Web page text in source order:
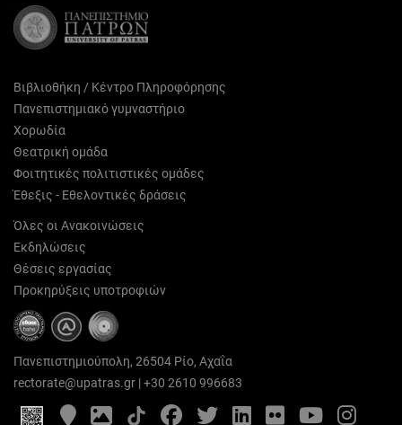
Βιβλιοθήκη / Κέντρο Πληροφόρησης
Πανεπιστημιακό γυμναστήριο
Χορωδία
Θεατρική ομάδα
Φοιτητικές πολιτιστικές ομάδες
Έθεξις - Εθελοντικές δράσεις
Όλες οι Ανακοινώσεις
Εκδηλώσεις
Θέσεις εργασίας
Προκηρύξεις υποτροφιών
Πανεπιστημιούπολη, 26504 Ρίο, Αχαΐα
rectorate@upatras.gr |+30 2610 996683
Google
Maps
Photo
Gallery
FacebookTwitterLinkedIn
FlickrYouTube